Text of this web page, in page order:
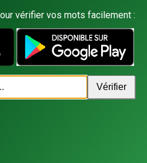
vérifier vos mots facilement :